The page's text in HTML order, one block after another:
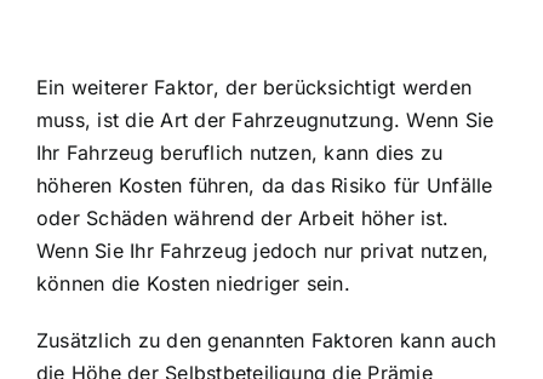
Ein weiterer Faktor, der berücksichtigt werden
muss, ist die Art der Fahrzeugnutzung. Wenn Sie
Ihr Fahrzeug beruflich nutzen, kann dies zu
höheren Kosten führen, da das Risiko für Unfälle
oder Schäden während der Arbeit höher ist.
Wenn Sie Ihr Fahrzeug jedoch nur privat nutzen,
können die Kosten niedriger sein.
Zusätzlich zu den genannten Faktoren kann auch
die Höhe der Selbstbeteiligung die Prämie